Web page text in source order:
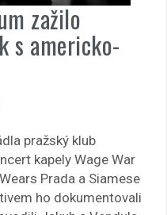
zažilo
s americko-
pražský klub
kapely Wage War
Prada a Siamese
ho dokumentovali